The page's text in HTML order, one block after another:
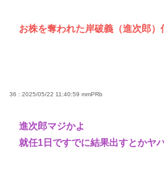
お株を奪われた岸破義（進次郎）
36 : 2025/05/22 11:40:59 mmPRb
進次郎マジかよ
就任1日ですでに結果出すとかヤ